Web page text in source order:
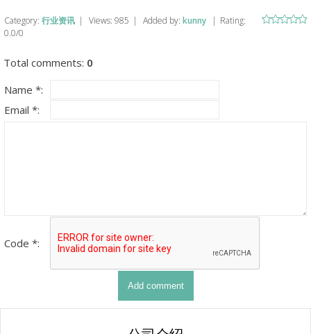
Category: 行业资讯 | Views: 985 | Added by: kunny | Rating:
0.0/0
Total comments: 0
Name *:
Email *:
Code *: